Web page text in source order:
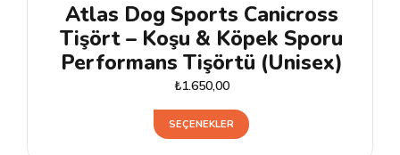
Atlas Dog Sports Canicross
Tişört – Koşu & Köpek Sporu
Performans Tişörtü (Unisex)
₺1.650,00
SEÇENEKLER
Bu